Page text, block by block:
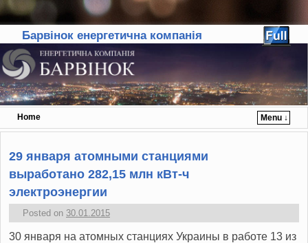
Барвінок енергетична компанія
Home
Menu ↓
Skip to primary content
Skip to secondary content
29 января атомными станциями
выработано 282,15 млн кВт-ч
электроэнергии
Posted on 30.01.2015
30 января на атомных станциях Украины в работе 13 из